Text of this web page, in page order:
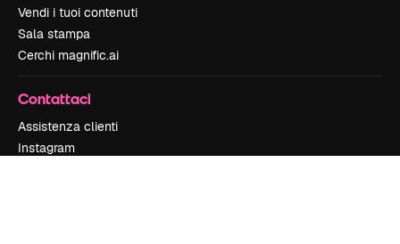
Vendi i tuoi contenuti
Sala stampa
Cerchi magnific.ai
Contattaci
Assistenza clienti
Instagram